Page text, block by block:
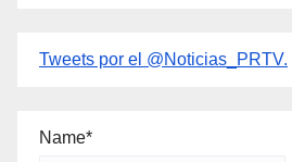
Tweets por el @Noticias_PRTV.
Name*